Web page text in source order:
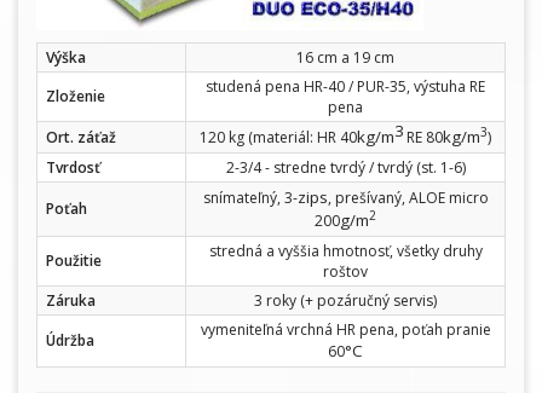
Výška
16 cm a 19 cm
Zloženie
studená pena HR-40 / PUR-35, výstuha RE
pena
Ort. záťaž
120 kg (materiál: HR 40kg/m3 RE 80kg/m3)
Tvrdosť
2-3/4 - stredne tvrdý / tvrdý (st. 1-6)
Poťah
snímateľný, 3-zips, prešívaný, ALOE micro
200g/m2
Použitie
stredná a vyššia hmotnosť, všetky druhy
roštov
Záruka
3 roky (+ pozáručný servis)
Údržba
vymeniteľná vrchná HR pena, poťah pranie
60°C